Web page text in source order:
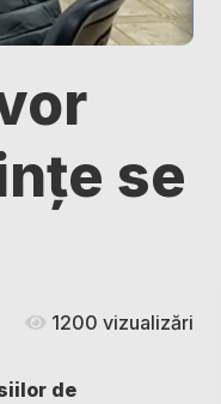
se
1200 vizualizări
de